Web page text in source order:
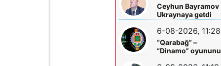
Ceyhun Bayramov
Ukraynaya getdi
6-08-2026, 11:28
“Qarabağ” –
“Dinamo”
biletləri satışa